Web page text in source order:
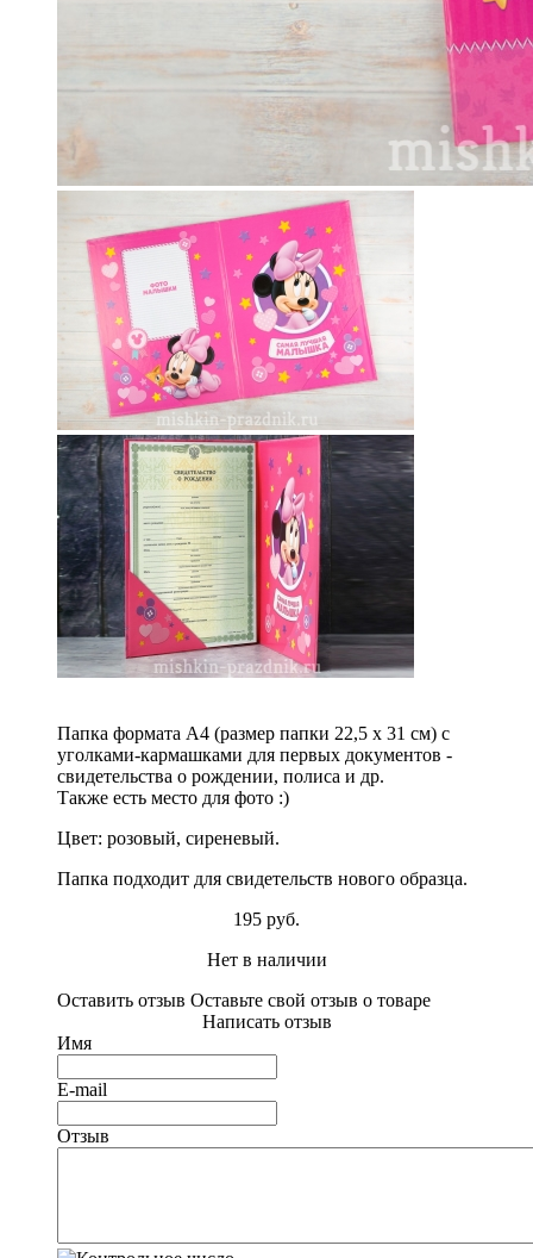
Папка формата А4 (размер папки 22,5 х 31 см) с
уголками-кармашками для первых документов -
свидетельства о рождении, полиса и др.
Также есть место для фото :)
Цвет: розовый, сиреневый.
Папка подходит для свидетельств нового образца.
195 руб.
Нет в наличии
Оставить отзыв Оставьте свой отзыв о товаре
Написать отзыв
Имя
E-mail
Отзыв